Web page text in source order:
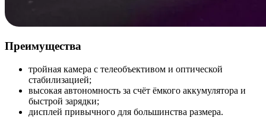
Преимущества
тройная камера с телеобъективом и оптической
стабилизацией;
высокая автономность за счёт ёмкого аккумулятора и
быстрой зарядки;
дисплей привычного для большинства размера.